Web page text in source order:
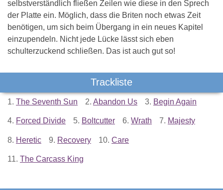
selbstverständlich fließen Zeilen wie diese in den Sprech
der Platte ein. Möglich, dass die Briten noch etwas Zeit
benötigen, um sich beim Übergang in ein neues Kapitel
einzupendeln. Nicht jede Lücke lässt sich eben
schulterzuckend schließen. Das ist auch gut so!
Trackliste
1. The Seventh Sun 2. Abandon Us 3. Begin Again
4. Forced Divide 5. Boltcutter 6. Wrath 7. Majesty
8. Heretic 9. Recovery 10. Care
11. The Carcass King